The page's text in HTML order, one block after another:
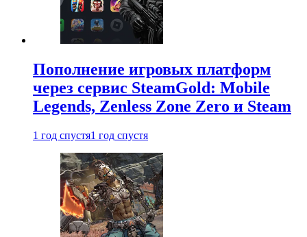
Пополнение игровых платформ
через сервис SteamGold: Mobile
Legends, Zenless Zone Zero и Steam
1 год спустя1 год спустя